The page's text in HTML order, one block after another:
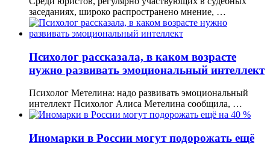
заседаниях, широко распространено мнение, …
Психолог рассказала, в каком возрасте
нужно развивать эмоциональный интеллект
Психолог Метелина: надо развивать эмоциональный
интеллект Психолог Алиса Метелина сообщила, …
Иномарки в России могут подорожать ещё